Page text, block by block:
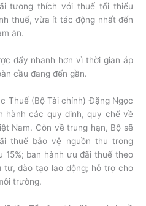
tương thích với thuế tối thiểu
thuế, vừa ít tác động nhất đến
ăn.
đẩy nhanh hơn vì thời gian áp
cầu đang đến gần.
Thuế (Bộ Tài chính) Đặng Ngọc
hành các quy định, quy chế về
Nam. Còn về trung hạn, Bộ sẽ
thuế bảo vệ nguồn thu trong
ban hành ưu đãi thuế theo
đào tạo lao động; hỗ trợ cho
trường.